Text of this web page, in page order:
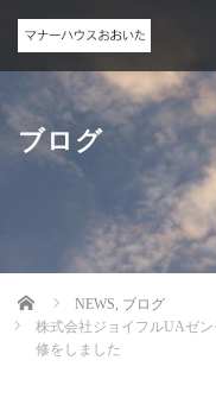
ブログ
Home NEWS, ブログ
株式会社ジョイフルUAゼ
修をしました